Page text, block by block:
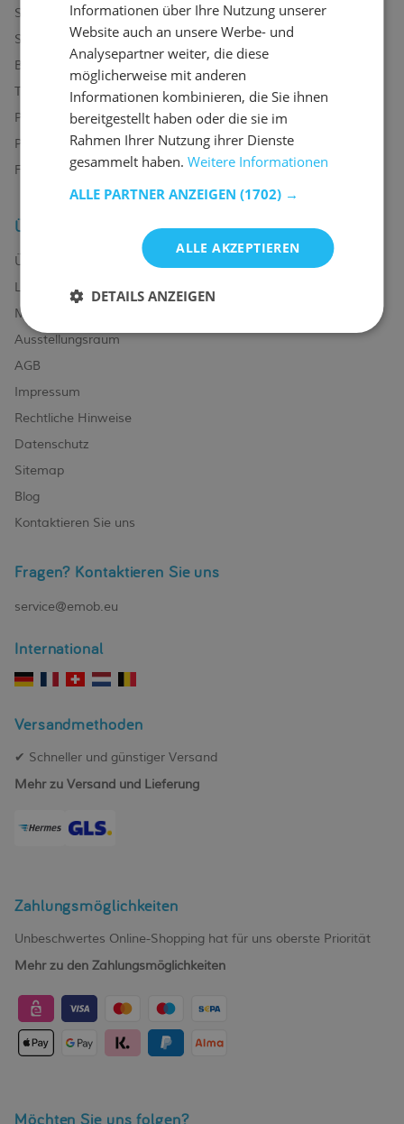
Service und Garantie
Stornieren oder retournieren
Beschwerde
Tipps zur Montage
Pflegehinweise
Paswort Vergessen?
FAQ
Über uns
Über uns
Lager
Marken
Ausstellungsraum
AGB
Impressum
Rechtliche Hinweise
Datenschutz
Sitemap
Blog
Kontaktieren Sie uns
Fragen? Kontaktieren Sie uns
service@emob.eu
International
Versandmethoden
✔ Schneller und günstiger Versand
Mehr zu Versand und Lieferung
Zahlungsmöglichkeiten
Unbeschwertes Online-Shopping hat für uns oberste Priorität
Mehr zu den Zahlungsmöglichkeiten
Möchten Sie uns folgen?
Informationen über Ihre Nutzung unserer
Website auch an unsere Werbe- und
Analysepartner weiter, die diese
möglicherweise mit anderen
Informationen kombinieren, die Sie ihnen
bereitgestellt haben oder die sie im
Rahmen Ihrer Nutzung ihrer Dienste
gesammelt haben.Weitere Informationen
ALLE PARTNER ANZEIGEN(1702) →
ALLE AKZEPTIEREN
DETAILS ANZEIGEN